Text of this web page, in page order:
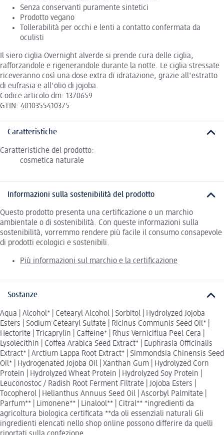
Senza conservanti puramente sintetici
Prodotto vegano
Tollerabilità per occhi e lenti a contatto confermata da
oculisti
Il siero ciglia Overnight alverde si prende cura delle ciglia,
rafforzandole e rigenerandole durante la notte. Le ciglia stressate
riceveranno così una dose extra di idratazione, grazie all'estratto
di eufrasia e all'olio di jojoba.
Codice articolo dm: 1370659
GTIN: 4010355410375
Caratteristiche
Caratteristiche del prodotto:
cosmetica naturale
Informazioni sulla sostenibilità del prodotto
Questo prodotto presenta una certificazione o un marchio
ambientale o di sostenibilità. Con queste informazioni sulla
sostenibilità, vorremmo rendere più facile il consumo consapevole
di prodotti ecologici e sostenibili.
Più informazioni sul marchio e la certificazione
Sostanze
Aqua | Alcohol* | Cetearyl Alcohol | Sorbitol | Hydrolyzed Jojoba
Esters | Sodium Cetearyl Sulfate | Ricinus Communis Seed Oil* |
Hectorite | Tricaprylin | Caffeine* | Rhus Verniciflua Peel Cera |
Lysolecithin | Coffea Arabica Seed Extract* | Euphrasia Officinalis
Extract* | Arctium Lappa Root Extract* | Simmondsia Chinensis Seed
Oil* | Hydrogenated Jojoba Oil | Xanthan Gum | Hydrolyzed Corn
Protein | Hydrolyzed Wheat Protein | Hydrolyzed Soy Protein |
Leuconostoc / Radish Root Ferment Filtrate | Jojoba Esters |
Tocopherol | Helianthus Annuus Seed Oil | Ascorbyl Palmitate |
Parfum** | Limonene** | Linalool** | Citral** *ingredienti da
agricoltura biologica certificata **da oli essenziali naturali Gli
ingredienti elencati nello shop online possono differire da quelli